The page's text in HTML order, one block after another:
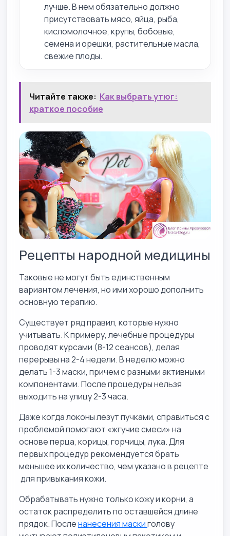
лучше. В нем обязательно должно
присутствовать мясо, яйца, рыба,
кисломолочное, крупы, бобовые,
семена и орешки, растительные масла,
свежие плоды.
Читайте также: Как выбрать утюг:
краткое пособие
Рецепты народной медицины
Таковые не могут быть единственным
вариантом лечения, но ими хорошо дополнить
основную терапию.
Существует ряд правил, которые нужно
учитывать. К примеру, лечебные процедуры
проводят курсами (8-12 сеансов), делая
перерывы на 2-4 недели. В неделю можно
делать 1-3 маски, причем с разными активными
компонентами. После процедуры нельзя
выходить на улицу 2-3 часа.
Даже когда локоны лезут пучками, справиться с
проблемой помогают «жгучие смеси» на
основе перца, корицы, горчицы, лука. Для
первых процедур рекомендуется брать
меньшее их количество, чем указано в рецепте
для привыкания кожи.
Обрабатывать нужно только кожу и корни, а
остаток распределить по оставшейся длине
прядок. Посленанесения маскиголову